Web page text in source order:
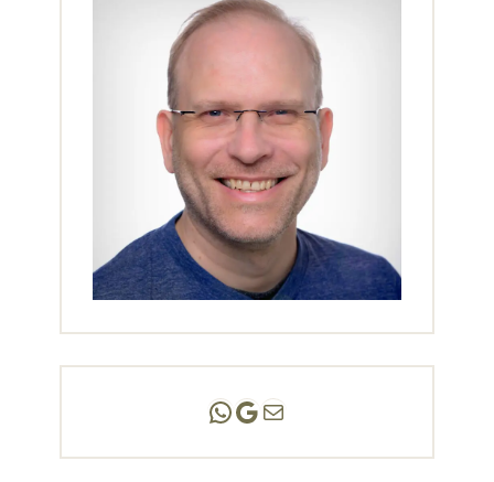
Andreas Scholz | (HPP)
Praxis Adlershof
E-Mail an mich ...